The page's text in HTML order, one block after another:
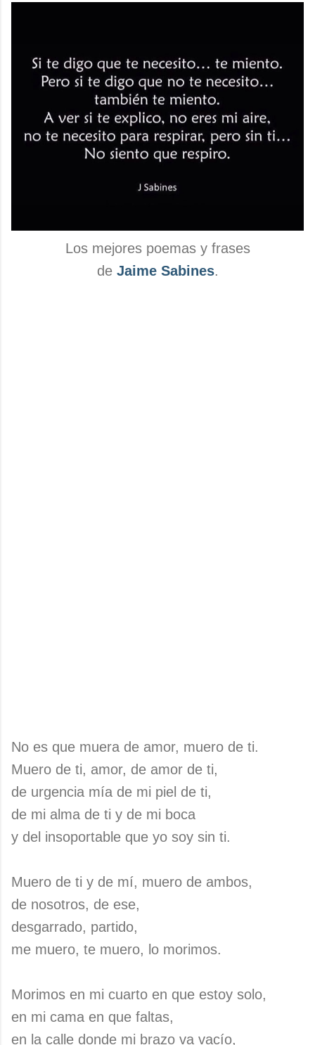
Los mejores poemas y frases
de Jaime Sabines.
No es que muera de amor, muero de ti.
Muero de ti, amor, de amor de ti,
de urgencia mía de mi piel de ti,
de mi alma de ti y de mi boca
y del insoportable que yo soy sin ti.
Muero de ti y de mí, muero de ambos,
de nosotros, de ese,
desgarrado, partido,
me muero, te muero, lo morimos.
Morimos en mi cuarto en que estoy solo,
en mi cama en que faltas,
en la calle donde mi brazo va vacío,